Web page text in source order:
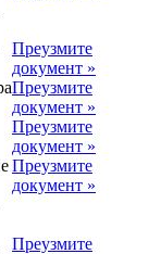
Преузмите
документ »
Преузмите
документ »
Преузмите
документ »
Преузмите
документ »
Преузмите